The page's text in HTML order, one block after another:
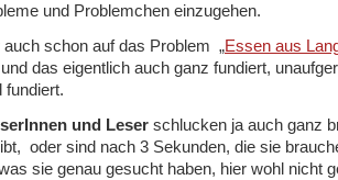
und Problemchen einzugehen.
auch schon auf das Problem „Essen aus
das eigentlich auch ganz fundiert,
fundiert.
und Leser schlucken ja auch ganz
oder sind nach 3 Sekunden, die sie
sie genau gesucht haben, hier wohl nicht